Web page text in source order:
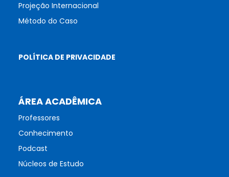
Projeção Internacional
Método do Caso
POLÍTICA DE PRIVACIDADE
ÁREA ACADÊMICA
Professores
Conhecimento
Podcast
Núcleos de Estudo